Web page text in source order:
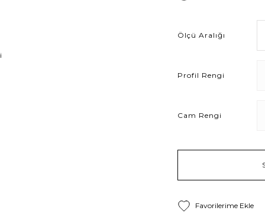
Ölçü Aralığı
Profil Rengi
Cam Rengi